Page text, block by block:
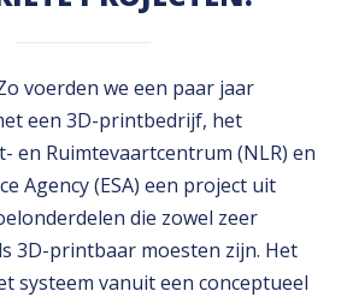
voerden we een paar jaar
een 3D-printbedrijf, het
en Ruimtevaartcentrum (NLR) en
Agency (ESA) een project uit
die zowel zeer
3D-printbaar moesten zijn. Het
systeem vanuit een conceptueel